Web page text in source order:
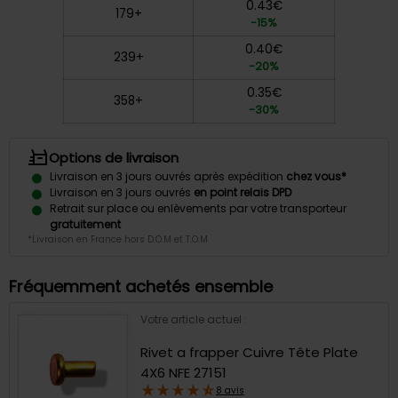
179+ 0.43€
-15%
239+ 0.40€
-20%
358+ 0.35€
-30%
Options de livraison
Livraison en 3 jours ouvrés après expédition chez vous*
Livraison en 3 jours ouvrés en point relais DPD
Retrait sur place ou enlèvements par votre transporteur
gratuitement
*Livraison en France hors D.O.M et T.O.M
Fréquemment achetés ensemble
Votre article actuel :
Rivet a frapper Cuivre Tête Plate
4X6 NFE 27151
8 avis